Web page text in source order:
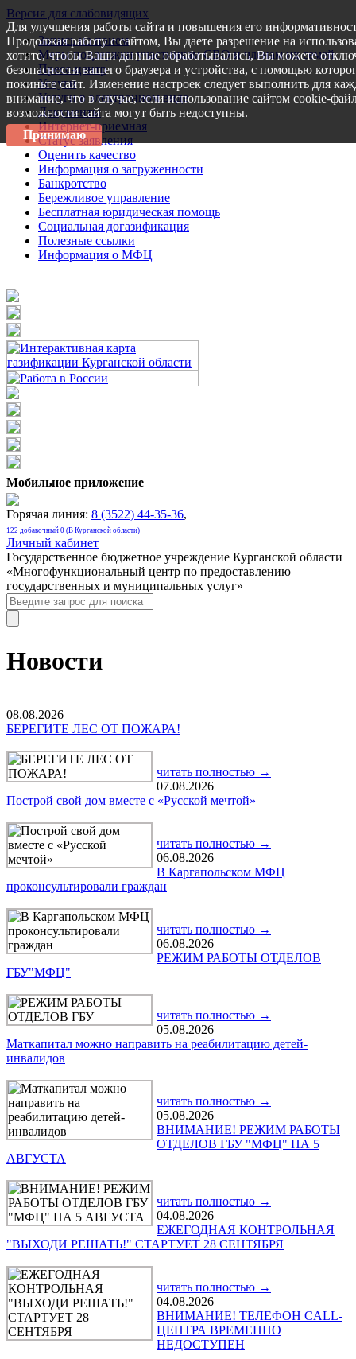
Версия для слабовидящих
Запись на прием
Меры поддержки участникам СВО и членам их семей
Пресс-центр
Услуги
Услуги в электронном виде
Документы
Интернет-приемная
Статус заявления
Оценить качество
Информация о загруженности
Банкротство
Бережливое управление
Бесплатная юридическая помощь
Социальная догазификация
Полезные ссылки
Информация о МФЦ
Мобильное приложение
Горячая линия: 8 (3522) 44-35-36,
122 добавочный 0 (В Курганской области)
Личный кабинет
Государственное бюджетное учреждение Курганской области
«Многофункциональный центр по предоставлению
государственных и муниципальных услуг»
Новости
08.08.2026
БЕРЕГИТЕ ЛЕС ОТ ПОЖАРА!
читать полностью →
07.08.2026
Построй свой дом вместе с «Русской мечтой»
читать полностью →
06.08.2026
В Каргапольском МФЦ
проконсультировали граждан
читать полностью →
06.08.2026
РЕЖИМ РАБОТЫ ОТДЕЛОВ
ГБУ"МФЦ"
читать полностью →
05.08.2026
Маткапитал можно направить на реабилитацию детей-
инвалидов
читать полностью →
05.08.2026
ВНИМАНИЕ! РЕЖИМ РАБОТЫ
ОТДЕЛОВ ГБУ "МФЦ" НА 5
АВГУСТА
читать полностью →
04.08.2026
ЕЖЕГОДНАЯ КОНТРОЛЬНАЯ
"ВЫХОДИ РЕШАТЬ!" СТАРТУЕТ 28 СЕНТЯБРЯ
читать полностью →
04.08.2026
ВНИМАНИЕ! ТЕЛЕФОН CALL-
ЦЕНТРА ВРЕМЕННО
НЕДОСТУПЕН
Для улучшения работы сайта и повышения его
Продолжая работу с сайтом, Вы даете разрешение на
хотите, чтобы Ваши данные обрабатывались, Вы можете
безопасности вашего браузера и устройства, с помощью
покиньте сайт. Изменение настроек следует выполнить для
внимание, что в случае, если использование сайтом cookie-
возможности сайта могут быть недоступны.
Принимаю